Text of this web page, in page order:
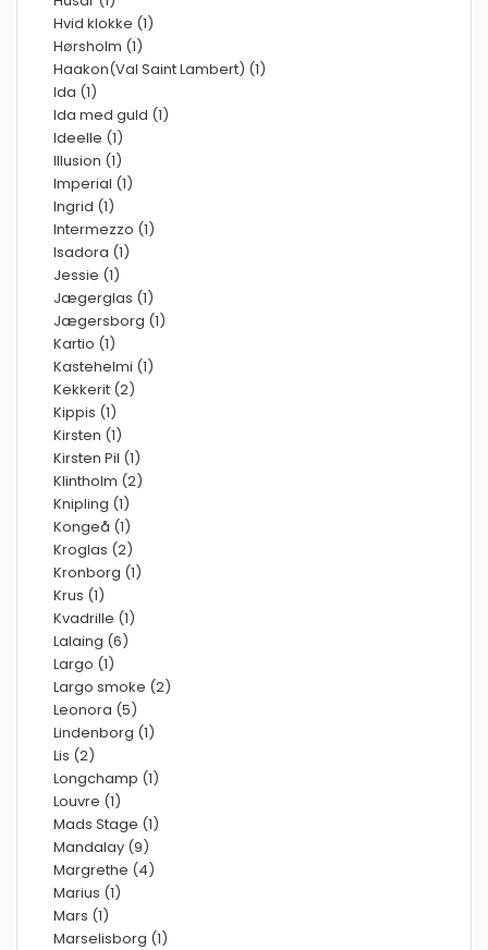
Hvid klokke (1)
Hørsholm (1)
Haakon(Val Saint Lambert) (1)
Ida (1)
Ida med guld (1)
Ideelle (1)
Illusion (1)
Imperial (1)
Ingrid (1)
Intermezzo (1)
Isadora (1)
Jessie (1)
Jægerglas (1)
Jægersborg (1)
Kartio (1)
Kastehelmi (1)
Kekkerit (2)
Kippis (1)
Kirsten (1)
Kirsten Pil (1)
Klintholm (2)
Knipling (1)
Kongeå (1)
Kroglas (2)
Kronborg (1)
Krus (1)
Kvadrille (1)
Lalaing (6)
Largo (1)
Largo smoke (2)
Leonora (5)
Lindenborg (1)
Lis (2)
Longchamp (1)
Louvre (1)
Mads Stage (1)
Mandalay (9)
Margrethe (4)
Marius (1)
Mars (1)
Marselisborg (1)